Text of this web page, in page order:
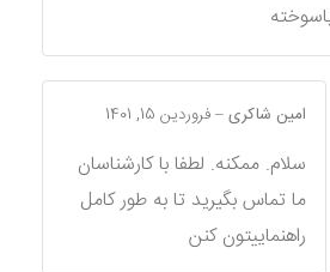
امین شاکری–فروردین 15, 1401
سلام. ممکنه. لطفا با کارشناسان
ما تماس بگیرید تا به طور کامل
راهنماییتون کنن